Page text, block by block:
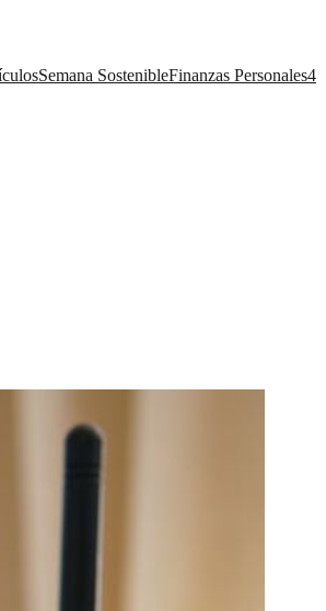
Semana SostenibleFinanzas Personales4